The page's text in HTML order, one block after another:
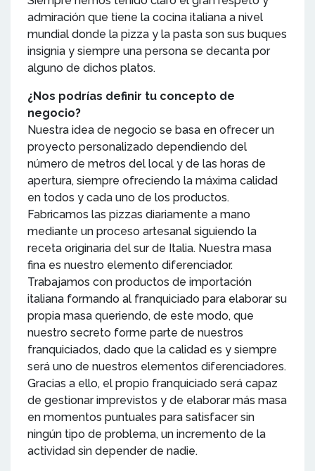
admiración que tiene la cocina italiana a nivel
mundial donde la pizza y la pasta son sus buques
insignia y siempre una persona se decanta por
alguno de dichos platos.
¿Nos podrías definir tu concepto de
negocio?
Nuestra idea de negocio se basa en ofrecer un
proyecto personalizado dependiendo del
número de metros del local y de las horas de
apertura, siempre ofreciendo la máxima calidad
en todos y cada uno de los productos.
Fabricamos las pizzas diariamente a mano
mediante un proceso artesanal siguiendo la
receta originaria del sur de Italia. Nuestra masa
fina es nuestro elemento diferenciador.
Trabajamos con productos de importación
italiana formando al franquiciado para elaborar su
propia masa queriendo, de este modo, que
nuestro secreto forme parte de nuestros
franquiciados, dado que la calidad es y siempre
será uno de nuestros elementos diferenciadores.
Gracias a ello, el propio franquiciado será capaz
de gestionar imprevistos y de elaborar más masa
en momentos puntuales para satisfacer sin
ningún tipo de problema, un incremento de la
actividad sin depender de nadie.